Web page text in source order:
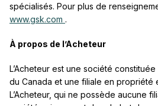
spécialisés. Pour plus de
www.gsk.com .
À propos de l’Acheteur
L’Acheteur est une société
du Canada et une filiale en propriété
L’Acheteur, qui ne possède aucune